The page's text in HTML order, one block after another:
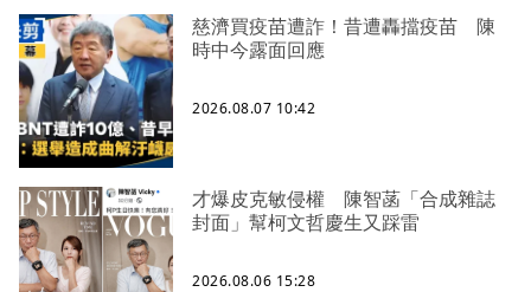
慈濟買疫苗遭詐！昔遭轟擋疫苗 陳
時中今露面回應
2026.08.07 10:42
才爆皮克敏侵權 陳智菡「合成雜誌
封面」幫柯文哲慶生又踩雷
2026.08.06 15:28